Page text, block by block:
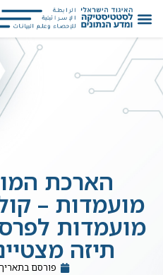
הארכת
מועמדות –
מועמדות
תיזה מצטיינות
פורסם